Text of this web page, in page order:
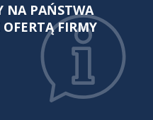
NA PAŃSTWA
FIRMY